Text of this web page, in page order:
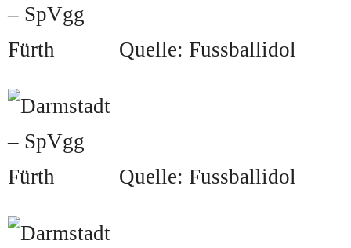
Quelle: Fussballidol
Quelle: Fussballidol